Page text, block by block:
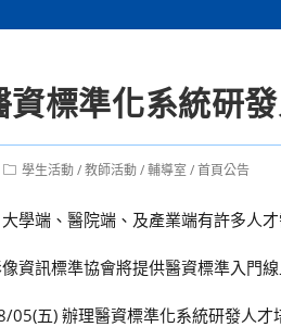
標準化系統研
Post學生活動/教師活動/輔導室 /首頁公告
學端、醫院端、及產業端有許多人
資訊標準協會將提供醫資標準入門
五) 辦理醫資標準化系統研發人